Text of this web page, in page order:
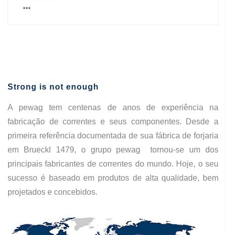
Strong is not enough
A pewag tem centenas de anos de experiência na
fabricação de correntes e seus componentes. Desde a
primeira referência documentada de sua fábrica de forjaria
em Brueckl 1479, o grupo pewag tornou-se um dos
principais fabricantes de correntes do mundo. Hoje, o seu
sucesso é baseado em produtos de alta qualidade, bem
projetados e concebidos.